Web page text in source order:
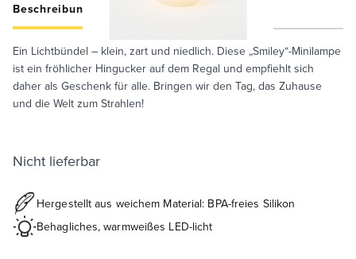
Beschreibung SpecificationsCare Guide
Ein Lichtbündel – klein, zart und niedlich. Diese „Smiley“-Minilampe
ist ein fröhlicher Hingucker auf dem Regal und empfiehlt sich
daher als Geschenk für alle. Bringen wir den Tag, das Zuhause
und die Welt zum Strahlen!
Nicht lieferbar
Hergestellt aus weichem Material: BPA-freies Silikon
Behagliches, warmweißes LED-licht